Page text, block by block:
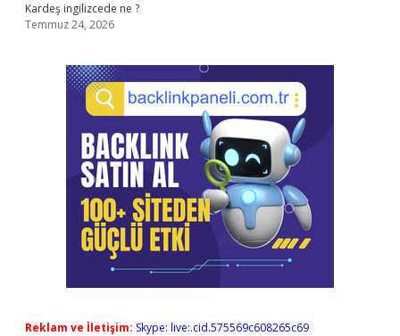
Kardeş ingilizcede ne ?
Temmuz 24, 2026
Reklam ve İletişim: Skype: live:.cid.575569c608265c69